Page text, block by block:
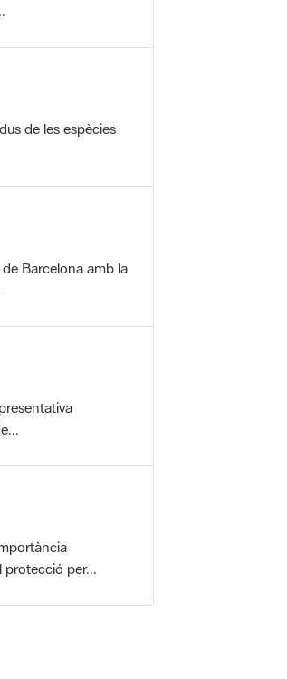
de les espècies
Barcelona amb la
protecció per...